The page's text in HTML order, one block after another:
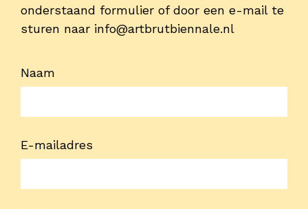
onderstaand formulier of door een e-mail te
sturen naar info@artbrutbiennale.nl
Naam
E-mailadres